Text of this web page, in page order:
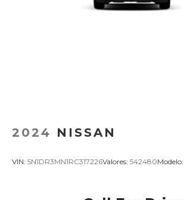
2024 NISSAN
VIN: 5N1DR3MN1RC317226Valores: 542480Modelo: